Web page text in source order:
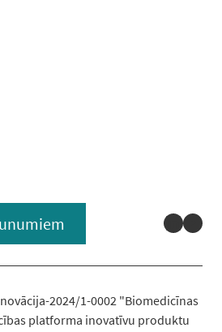
2024/1-0002 "Biomedicīnas
platforma inovatīvu produktu